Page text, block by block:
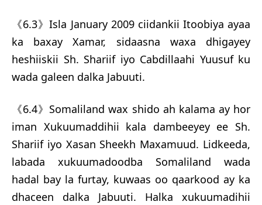
《6.3》Isla January 2009 ciidankii Itoobiya ayaa
ka baxay Xamar, sidaasna waxa dhigayey
heshiiskii Sh. Shariif iyo Cabdillaahi Yuusuf ku
wada galeen dalka Jabuuti.
《6.4》Somaliland wax shido ah kalama ay hor
iman Xukuumaddihii kala dambeeyey ee Sh.
Shariif iyo Xasan Sheekh Maxamuud. Lidkeeda,
labada xukuumadoodba Somaliland wada
hadal bay la furtay, kuwaas oo qaarkood ay ka
dhaceen dalka Jabuuti. Halka xukuumadihii